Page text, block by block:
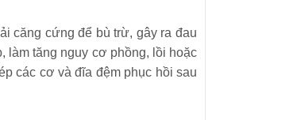
căng cứng để bù trừ, gây ra đau
làm tăng nguy cơ phồng, lồi hoặc
các cơ và đĩa đệm phục hồi sau